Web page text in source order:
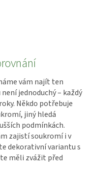
vám najít ten
jednoduchý – každý
Někdo potřebuje
jiný hledá
podmínkách.
zajistí soukromí i v
dekorativní variantu s
měli zvážit před